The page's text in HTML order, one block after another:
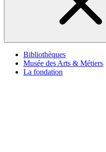
Bibliothèques
Musée des Arts & Métiers
La fondation